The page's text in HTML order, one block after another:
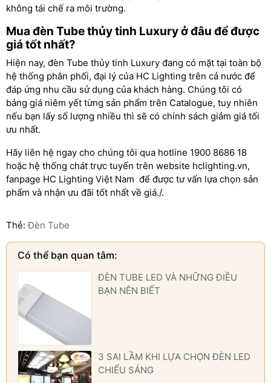
không tái chế ra môi trường.
Mua đèn Tube thủy tinh Luxury ở đâu để được
giá tốt nhất?
Hiện nay, đèn Tube thủy tinh Luxury đang có mặt tại toàn bộ
hệ thống phân phối, đại lý của HC Lighting trên cả nước để
đáp ứng nhu cầu sử dụng của khách hàng. Chúng tôi có
bảng giá niêm yết từng sản phẩm trên Catalogue, tuy nhiên
nếu bạn lấy số lượng nhiều thì sẽ có chính sách giảm giá tối
ưu nhất.
Hãy liên hệ ngay cho chúng tôi qua hotline 1900 8686 18
hoặc hệ thống chát trực tuyến trên website hclighting.vn,
fanpage HC Lighting Việt Nam để được tư vấn lựa chọn sản
phẩm và nhận ưu đãi tốt nhất về giá./.
Thẻ:Đèn Tube
Có thể bạn quan tâm:
ĐÈN TUBE LED VÀ NHỮNG ĐIỀU
BẠN NÊN BIẾT
3 SAI LẦM KHI LỰA CHỌN ĐÈN LED
CHIẾU SÁNG